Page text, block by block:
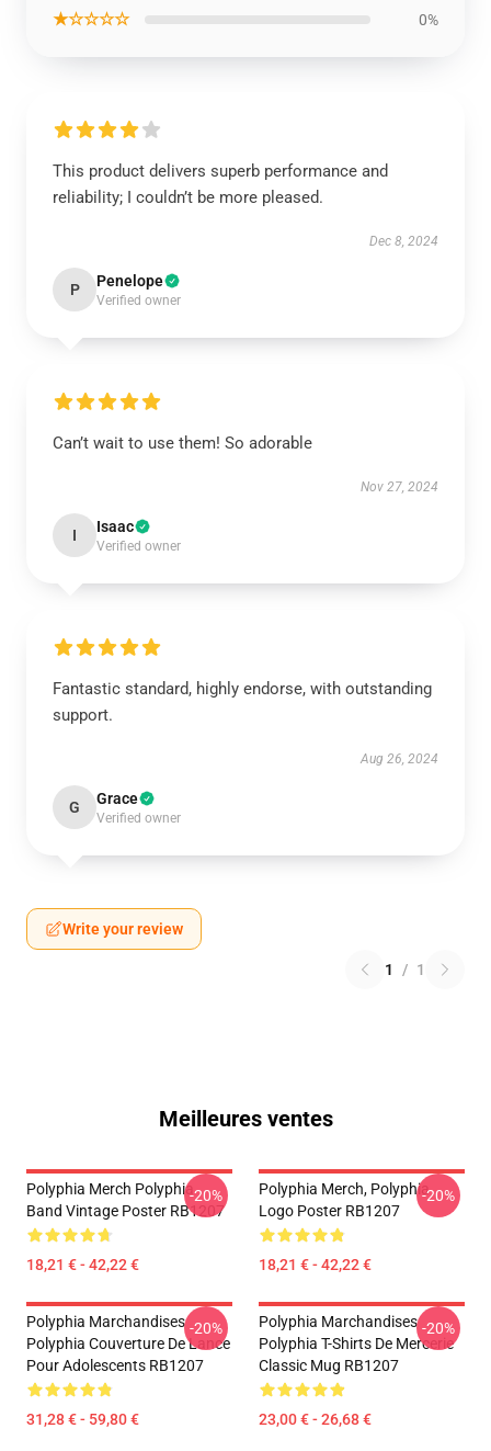
★☆☆☆☆ 0%
This product delivers superb performance and
reliability; I couldn’t be more pleased.
Dec 8, 2024
P Penelope
Verified owner
Can’t wait to use them! So adorable
Nov 27, 2024
I Isaac
Verified owner
Fantastic standard, highly endorse, with outstanding
support.
Aug 26, 2024
G Grace
Verified owner
Write your review
1 / 1
Meilleures ventes
Polyphia Merch Polyphia
Band Vintage Poster RB1207
18,21 € - 42,22 €
-20%
Polyphia Merch, Polyphia
Logo Poster RB1207
18,21 € - 42,22 €
-20%
Polyphia Marchandises
Polyphia Couverture De Lance
Pour Adolescents RB1207
31,28 € - 59,80 €
-20%
Polyphia Marchandises
Polyphia T-Shirts De Mercerie
Classic Mug RB1207
23,00 € - 26,68 €
-20%